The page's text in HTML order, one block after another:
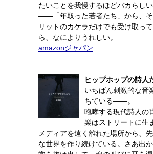
たいことを我慢するほどバカらし
――「年取った若者たち」から、
リットのカケラだけでも受け取っ
ら、なによりうれしい。
amazonジャパン
ヒップホップの詩人
いちばん刺激的な音
ちている――。
咆哮する現代詩人の
楽はストリートに生
メディアを遠く離れた場所から、
な世界を作り続けている。さあ出